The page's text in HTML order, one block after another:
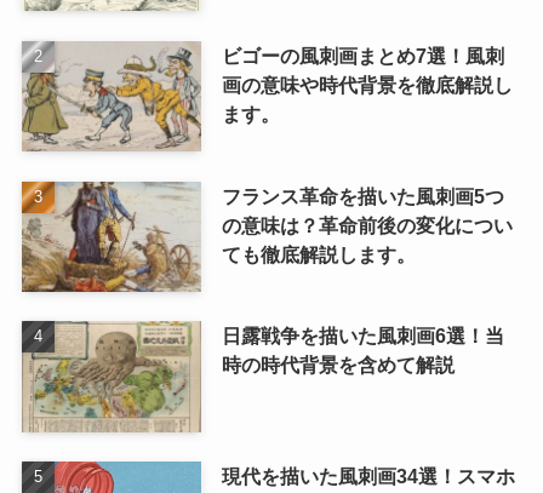
ビゴーの風刺画まとめ7選！風刺
画の意味や時代背景を徹底解説し
ます。
フランス革命を描いた風刺画5つ
の意味は？革命前後の変化につい
ても徹底解説します。
日露戦争を描いた風刺画6選！当
時の時代背景を含めて解説
現代を描いた風刺画34選！スマホ